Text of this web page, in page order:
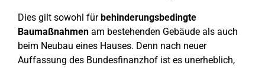
Dies gilt sowohl fürbehinderungsbedingte
Baumaßnahmen am bestehenden Gebäude als auch
beim Neubau eines Hauses. Denn nach neuer
Auffassung des Bundesfinanzhof ist es unerheblich,